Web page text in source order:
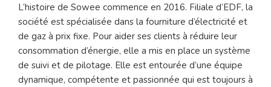
L’histoire de Sowee commence en 2016. Filiale d’EDF, la
société est spécialisée dans la fourniture d’électricité et
de gaz à prix fixe. Pour aider ses clients à réduire leur
consommation d’énergie, elle a mis en place un système
de suivi et de pilotage. Elle est entourée d’une équipe
dynamique, compétente et passionnée qui est toujours à